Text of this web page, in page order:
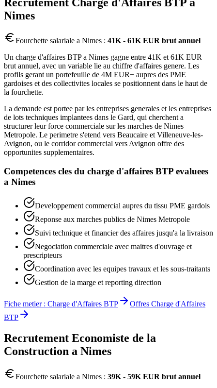
Nimes
Fourchette salariale a Nimes : 41K - 61K EUR brut annuel
Un charge d'affaires BTP a Nimes gagne entre 41K et 61K EUR
brut annuel, avec un variable lie au chiffre d'affaires genere. Les
profils gerant un portefeuille de 4M EUR+ aupres des PME
gardoises et des collectivites locales se positionnent dans le haut de
la fourchette.
La demande est portee par les entreprises generales et les entreprises
de lots techniques implantees dans le Gard, qui cherchent a
structurer leur force commerciale sur les marches de Nimes
Metropole. Le perimetre s'etend vers Beaucaire et Villeneuve-les-
Avignon, ou le corridor commercial vers Avignon offre des
opportunites supplementaires.
Competences cles du charge d'affaires BTP evaluees
a Nimes
Developpement commercial aupres du tissu PME gardois
Reponse aux marches publics de Nimes Metropole
Suivi technique et financier des affaires jusqu'a la livraison
Negociation commerciale avec maitres d'ouvrage et
prescripteurs
Coordination avec les equipes travaux et les sous-traitants
Gestion de la marge et reporting direction
Fiche metier : Charge d'Affaires BTP Offres Charge d'Affaires
BTP
Recrutement Economiste de la
Construction a Nimes
Fourchette salariale a Nimes : 39K - 59K EUR brut annuel